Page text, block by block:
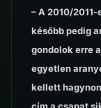
– A 2010/
később pedig
gondolok erre
egyetlen
kellett